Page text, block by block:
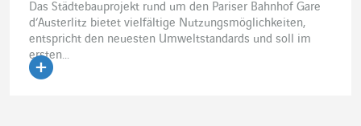
Das Städtebauprojekt rund um den Pariser Bahnhof Gare
d‘Austerlitz bietet vielfältige Nutzungsmöglichkeiten,
entspricht den neuesten Umweltstandards und soll im
ersten...